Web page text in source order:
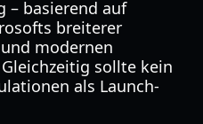
– basierend auf
breiterer
modernen
sollte kein
als Launch-